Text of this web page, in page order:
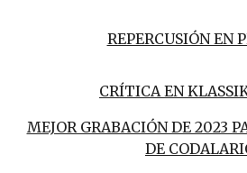
REPERCUSIÓN EN
CRÍTICA EN
MEJOR GRABACIÓN DE 2023
DE